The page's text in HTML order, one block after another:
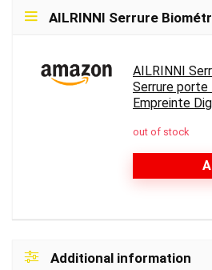
AILRINNI Serrure
AILRINNI
Serrure porte
Empreinte
out of stock
Additional information